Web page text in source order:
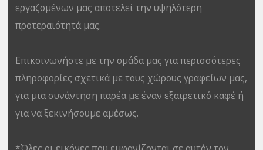
εργαζομένων μας αποτελεί την υψηλότερη
προτεραιότητά μας.
Επικοινωνήστε με την ομάδα μας για περισσότερες
πληροφορίες σχετικά με τους χώρους γραφείων μας,
για μια συνάντηση παρέα με έναν εξαιρετικό καφέ ή
για να ξεκινήσουμε αμέσως.